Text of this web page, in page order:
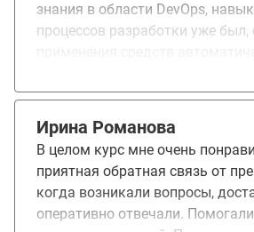
знания в области DevOps,
процессов разработки уже был,
этого недостаточно для
выпускаемого продукта.
найденных в различном ПО
ужесточении законодательства
также придавали решимости
курс. Понравилось:
Ирина Романова
В целом курс мне очень
приятная обратная связь от
когда возникали вопросы,
оперативно отвечали.